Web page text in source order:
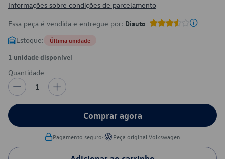
Informações sobre condições de parcelamento
Essa peça é vendida e entregue por: Diauto
Estoque: Última unidade
1 unidade disponível
Quantidade
1
Comprar agora
Pagamento seguro• Peça original Volkswagen